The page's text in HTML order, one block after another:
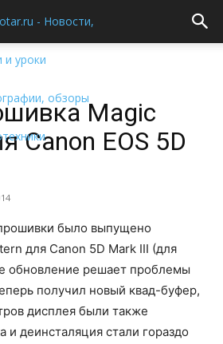
Magic
Canon EOS 5D
было выпущено
для Canon 5D Mark III (для
обновление решает проблемы
получил новый квад-буфер,
дисплея были также
и деинсталяция стали гораздо